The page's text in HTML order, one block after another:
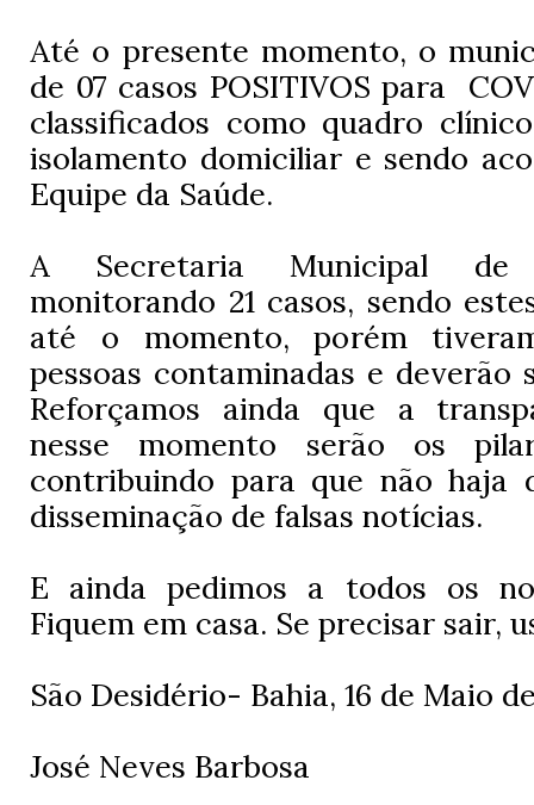
Até o presente momento, o
de 07 casos POSITIVOS para
classificados como quadro
isolamento domiciliar e sendo
Equipe da Saúde.
A Secretaria Municipal de
monitorando 21 casos, sendo
até o momento, porém
pessoas contaminadas e deverão
Reforçamos ainda que a
nesse momento serão os
contribuindo para que não haja
disseminação de falsas notícias.
E ainda pedimos a todos os
Fiquem em casa. Se precisar sair,
São Desidério- Bahia, 16 de Maio
José Neves Barbosa